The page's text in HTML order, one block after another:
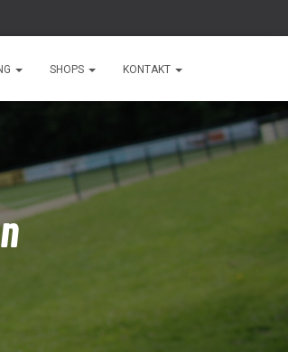
SHOPS KONTAKT